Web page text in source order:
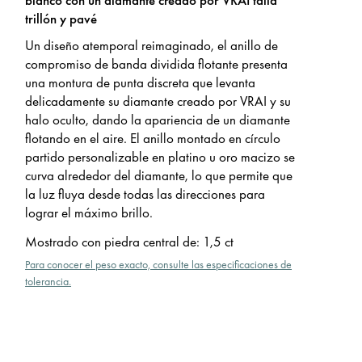
trillón y pavé
Un diseño atemporal reimaginado, el anillo de
compromiso de banda dividida flotante presenta
una montura de punta discreta que levanta
delicadamente su diamante creado por VRAI y su
halo oculto, dando la apariencia de un diamante
flotando en el aire. El anillo montado en círculo
partido personalizable en platino u oro macizo se
curva alrededor del diamante, lo que permite que
la luz fluya desde todas las direcciones para
lograr el máximo brillo.
Mostrado con piedra central de: 1,5 ct
Para conocer el peso exacto, consulte las especificaciones de
tolerancia.